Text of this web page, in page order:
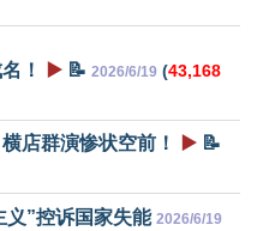
！ ▶️ 📝 2026/6/19 (43,168
店群演惨状空前！ ▶️ 📝
义”控诉国家失能 2026/6/19